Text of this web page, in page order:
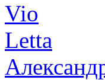
Vio
Letta